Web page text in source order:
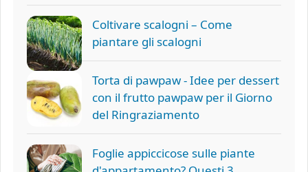
Coltivare scalogni – Come
piantare gli scalogni
Torta di pawpaw - Idee per dessert
con il frutto pawpaw per il Giorno
del Ringraziamento
Foglie appiccicose sulle piante